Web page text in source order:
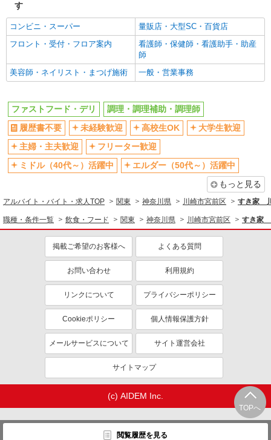
す
コンビニ・スーパー
量販店・大型SC・百貨店
フロント・受付・フロア案内
看護師・保健師・看護助手・助産
師
美容師・ネイリスト・まつげ施術
一般・営業事務
TOPへ
閲覧履歴を見る
ファストフード・デリ
調理・調理補助・調理師
履歴書不要
未経験歓迎 高校生OK
大学生歓迎
主婦・主夫歓迎
フリーター歓迎
ミドル（40代～）活躍中
エルダー（50代～）活躍中
もっと見る
アルバイト・バイト・求人TOP 関東 神奈川県 川崎市宮前区 すき家
職種・条件一覧 飲食・フード 関東 神奈川県 川崎市宮前区 すき家
掲載ご希望のお客様へ よくある質問
お問い合わせ 利用規約
リンクについて プライバシーポリシー
Cookieポリシー 個人情報保護方針
メールサービスについて サイト運営会社
サイトマップ
(c) AIDEM Inc.